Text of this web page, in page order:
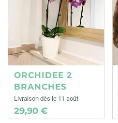
ORCHIDEE 2
BRANCHES
Livraison dès le 11 août
29,90 €